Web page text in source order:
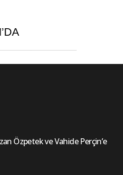
Özpetek ve Vahide Perçin’e